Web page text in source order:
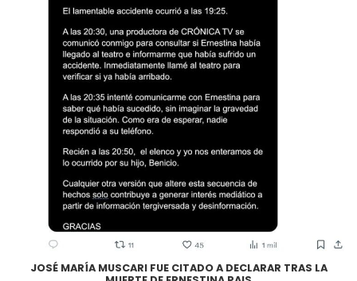
JOSÉ MARÍA MUSCARI FUE CITADO A DECLARAR TRAS LA